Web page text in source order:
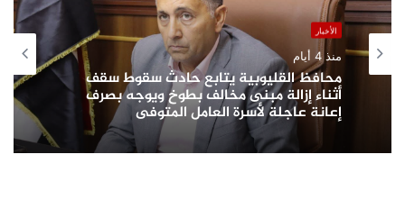
الأخبار
منذ 4 أيام
محافظ القليوبية يتابع حادث سقوط سقف
أثناء إزالة مبنى مخالف بطوخ ويوجه بصرف
إعانة عاجلة لأسرة العامل المتوفى